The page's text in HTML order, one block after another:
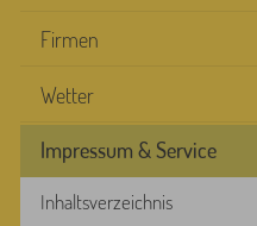
Firmen
Wetter
Impressum & Service
Inhaltsverzeichnis